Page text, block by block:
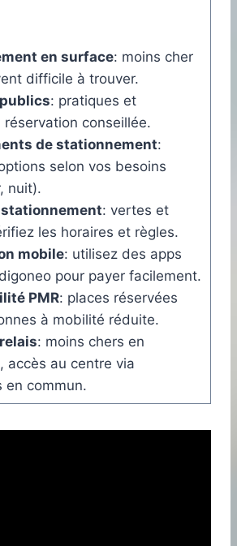
en surface: moins cher
difficile à trouver.
: pratiques et
réservation conseillée.
de stationnement:
selon vos besoins
nuit).
stationnement: vertes et
les horaires et règles.
mobile: utilisez des apps
pour payer facilement.
PMR: places réservées
à mobilité réduite.
: moins chers en
accès au centre via
en commun.